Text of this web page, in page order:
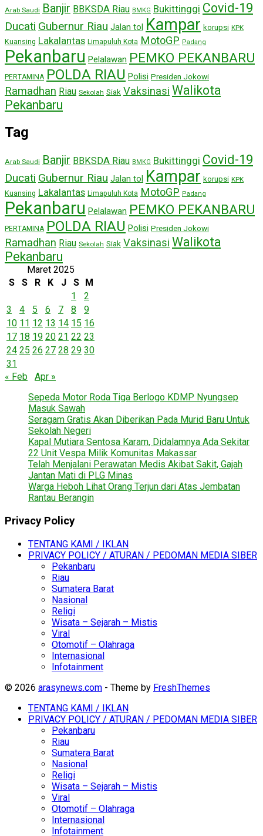
Arab Saudi Banjir BBKSDA Riau BMKG Bukittinggi Covid-19
Ducati Gubernur Riau Jalan tol Kampar korupsi KPK
Kuansing Lakalantas Limapuluh Kota MotoGP Padang
Pekanbaru Pelalawan PEMKO PEKANBARU
PERTAMINA POLDA RIAU Polisi Presiden Jokowi
Ramadhan Riau Sekolah Siak Vaksinasi Walikota
Pekanbaru
Tag
Arab Saudi Banjir BBKSDA Riau BMKG Bukittinggi Covid-19
Ducati Gubernur Riau Jalan tol Kampar korupsi KPK
Kuansing Lakalantas Limapuluh Kota MotoGP Padang
Pekanbaru Pelalawan PEMKO PEKANBARU
PERTAMINA POLDA RIAU Polisi Presiden Jokowi
Ramadhan Riau Sekolah Siak Vaksinasi Walikota
Pekanbaru
Maret 2025
S
S R K J S M
1
2
3
4 5 6 7 8
9
10 11 12 13 14 15 16
17 18 19 20 21 22 23
24 25 26 27 28 29 30
31
« Feb
Apr »
Sepeda Motor Roda Tiga Berlogo KDMP Nyungsep
Masuk Sawah
Seragam Gratis Akan Diberikan Pada Murid Baru Untuk
Sekolah Negeri
Kapal Mutiara Sentosa Karam, Didalamnya Ada Sekitar
22 Unit Vespa Milik Komunitas Makassar
Telah Menjalani Perawatan Medis Akibat Sakit, Gajah
Jantan Mati di PLG Minas
Warga Heboh Lihat Orang Terjun dari Atas Jembatan
Rantau Berangin
Privacy Policy
TENTANG KAMI / IKLAN
PRIVACY POLICY / ATURAN / PEDOMAN MEDIA SIBER
Pekanbaru
Riau
Sumatera Barat
Nasional
Religi
Wisata – Sejarah – Mistis
Viral
Otomotif – Olahraga
Internasional
Infotainment
© 2026 arasynews.com - Theme by FreshThemes
TENTANG KAMI / IKLAN
PRIVACY POLICY / ATURAN / PEDOMAN MEDIA SIBER
Pekanbaru
Riau
Sumatera Barat
Nasional
Religi
Wisata – Sejarah – Mistis
Viral
Otomotif – Olahraga
Internasional
Infotainment